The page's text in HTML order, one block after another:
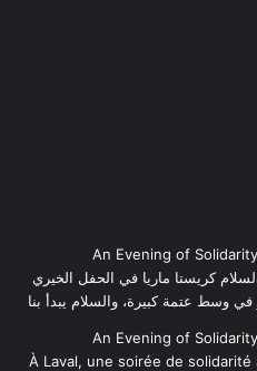
An Evening of
كريستا ماريا في الحفل الخيري
وسط عتمة كبيرة، والسلام يبدأ بنا
An Evening of
À Laval, une soirée de solidarité